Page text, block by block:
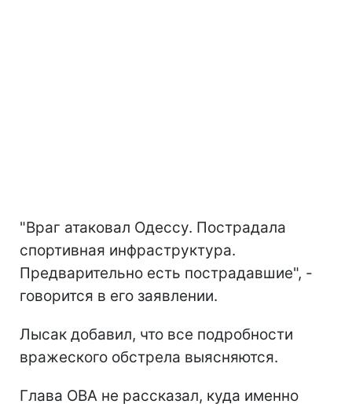
"Враг атаковал Одессу. Пострадала
спортивная инфраструктура.
Предварительно есть пострадавшие", -
говорится в его заявлении.
Лысак добавил, что все подробности
вражеского обстрела выясняются.
Глава ОВА не рассказал, куда именно